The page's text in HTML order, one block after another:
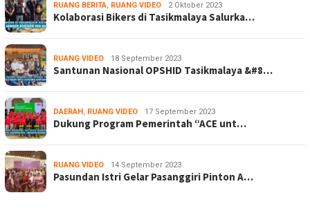
RUANG BERITA, RUANG VIDEO 2 Oktober 2023
Kolaborasi Bikers di Tasikmalaya Salurka…
RUANG VIDEO 18 September 2023
Santunan Nasional OPSHID Tasikmalaya &#8…
DAERAH , RUANG VIDEO 17 September 2023
Dukung Program Pemerintah “ACE unt…
RUANG VIDEO 14 September 2023
Pasundan Istri Gelar Pasanggiri Pinton A…